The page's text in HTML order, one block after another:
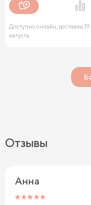
Доступно онлайн, доставка 19
августа
Отзывы
Анна